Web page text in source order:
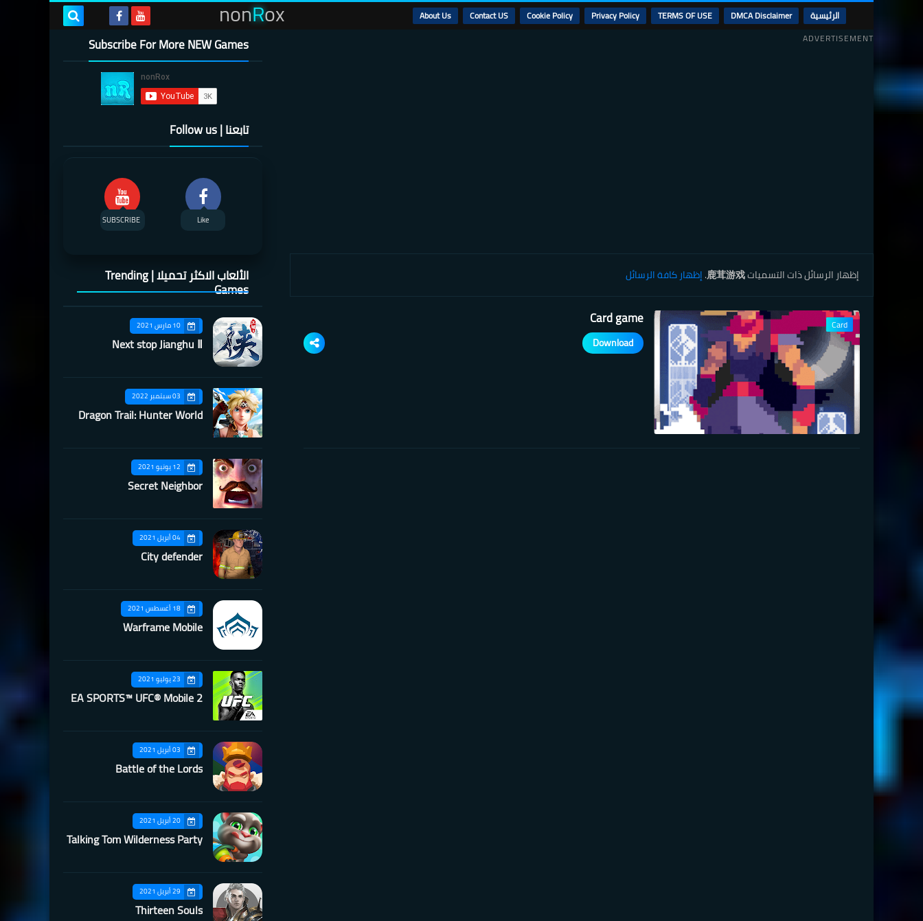
الرئيسية DMCA Disclaimer
TERMS OF USE
Privacy Policy
Cookie Policy
Contact US
About Us
nonRox
ADVERTISEMENT
‏إظهار الرسائل ذات التسميات鹿茸游戏
.إظهار كافة الرسائل
Card
Card game
Download
Subscribe For More NEW Games
تابعنا | Follow us
Like
SUBSCRIBE
الألعاب الاكثر تحميلا | Trending
Games
10 مارس 2021
Next stop Jianghu Ⅱ
03 سبتمبر 2022
Dragon Trail: Hunter World
12 يونيو 2021
Secret Neighbor
04 أبريل 2021
City defender
18 أغسطس 2021
Warframe Mobile
23 يوليو 2021
EA SPORTS™ UFC® Mobile 2
03 أبريل 2021
Battle of the Lords
20 أبريل 2021
Talking Tom Wilderness Party
29 أبريل 2021
Thirteen Souls